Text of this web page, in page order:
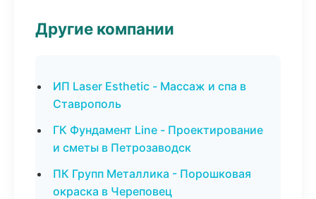
Другие компании
ИП Laser Esthetic - Массаж и спа в
Ставрополь
ГК Фундамент Line - Проектирование
и сметы в Петрозаводск
ПК Групп Металлика - Порошковая
окраска в Череповец